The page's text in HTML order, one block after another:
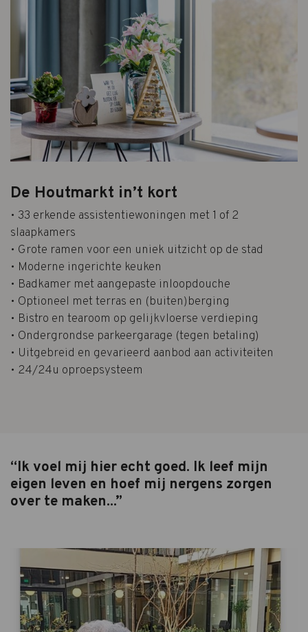
De Houtmarkt in’t kort
• 33 erkende assistentiewoningen met 1 of 2
slaapkamers
• Grote ramen voor een uniek uitzicht op de stad
• Moderne ingerichte keuken
• Badkamer met aangepaste inloopdouche
• Optioneel met terras en (buiten)berging
• Bistro en tearoom op gelijkvloerse verdieping
• Ondergrondse parkeergarage (tegen betaling)
• Uitgebreid en gevarieerd aanbod aan activiteiten
• 24/24u oproepsysteem
“Ik voel mij hier echt goed. Ik leef mijn
eigen leven en hoef mij nergens zorgen
over te maken...”